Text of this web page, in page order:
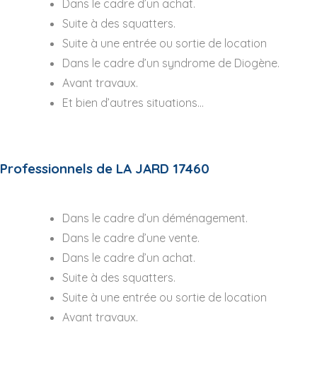
Dans le cadre d’un achat.
Suite à des squatters.
Suite à une entrée ou sortie de location
Dans le cadre d’un syndrome de Diogène.
Avant travaux.
Et bien d’autres situations…
Professionnels de LA JARD 17460
Dans le cadre d’un déménagement.
Dans le cadre d’une vente.
Dans le cadre d’un achat.
Suite à des squatters.
Suite à une entrée ou sortie de location
Avant travaux.